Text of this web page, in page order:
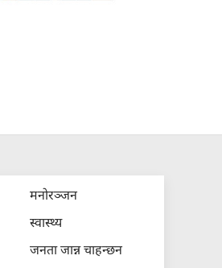
मनोरञ्जन
स्वास्थ्य
जनता जान्न चाहन्छन